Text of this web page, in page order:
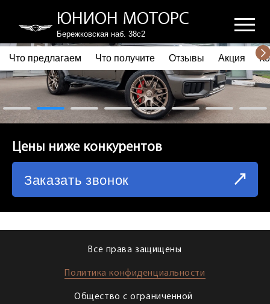
ЮНИОН МОТОРС
Бережковская наб. 38с2
ПОЧЕМУ ВЫБИРАЮТ НАС
ЧТО ПРЕДЛАГАЕМ
ЧТО ПОЛУЧИТЕ
СХЕМА ПРОЕЗДА
Что предлагаем Что получите Отзывы Акция
Цены ниже конкурентов
Заказать звонок
Все права защищены
Политика конфиденциальности
Общество с ограниченной